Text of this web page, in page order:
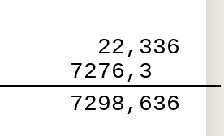
  22,336
7276,3
7298,636